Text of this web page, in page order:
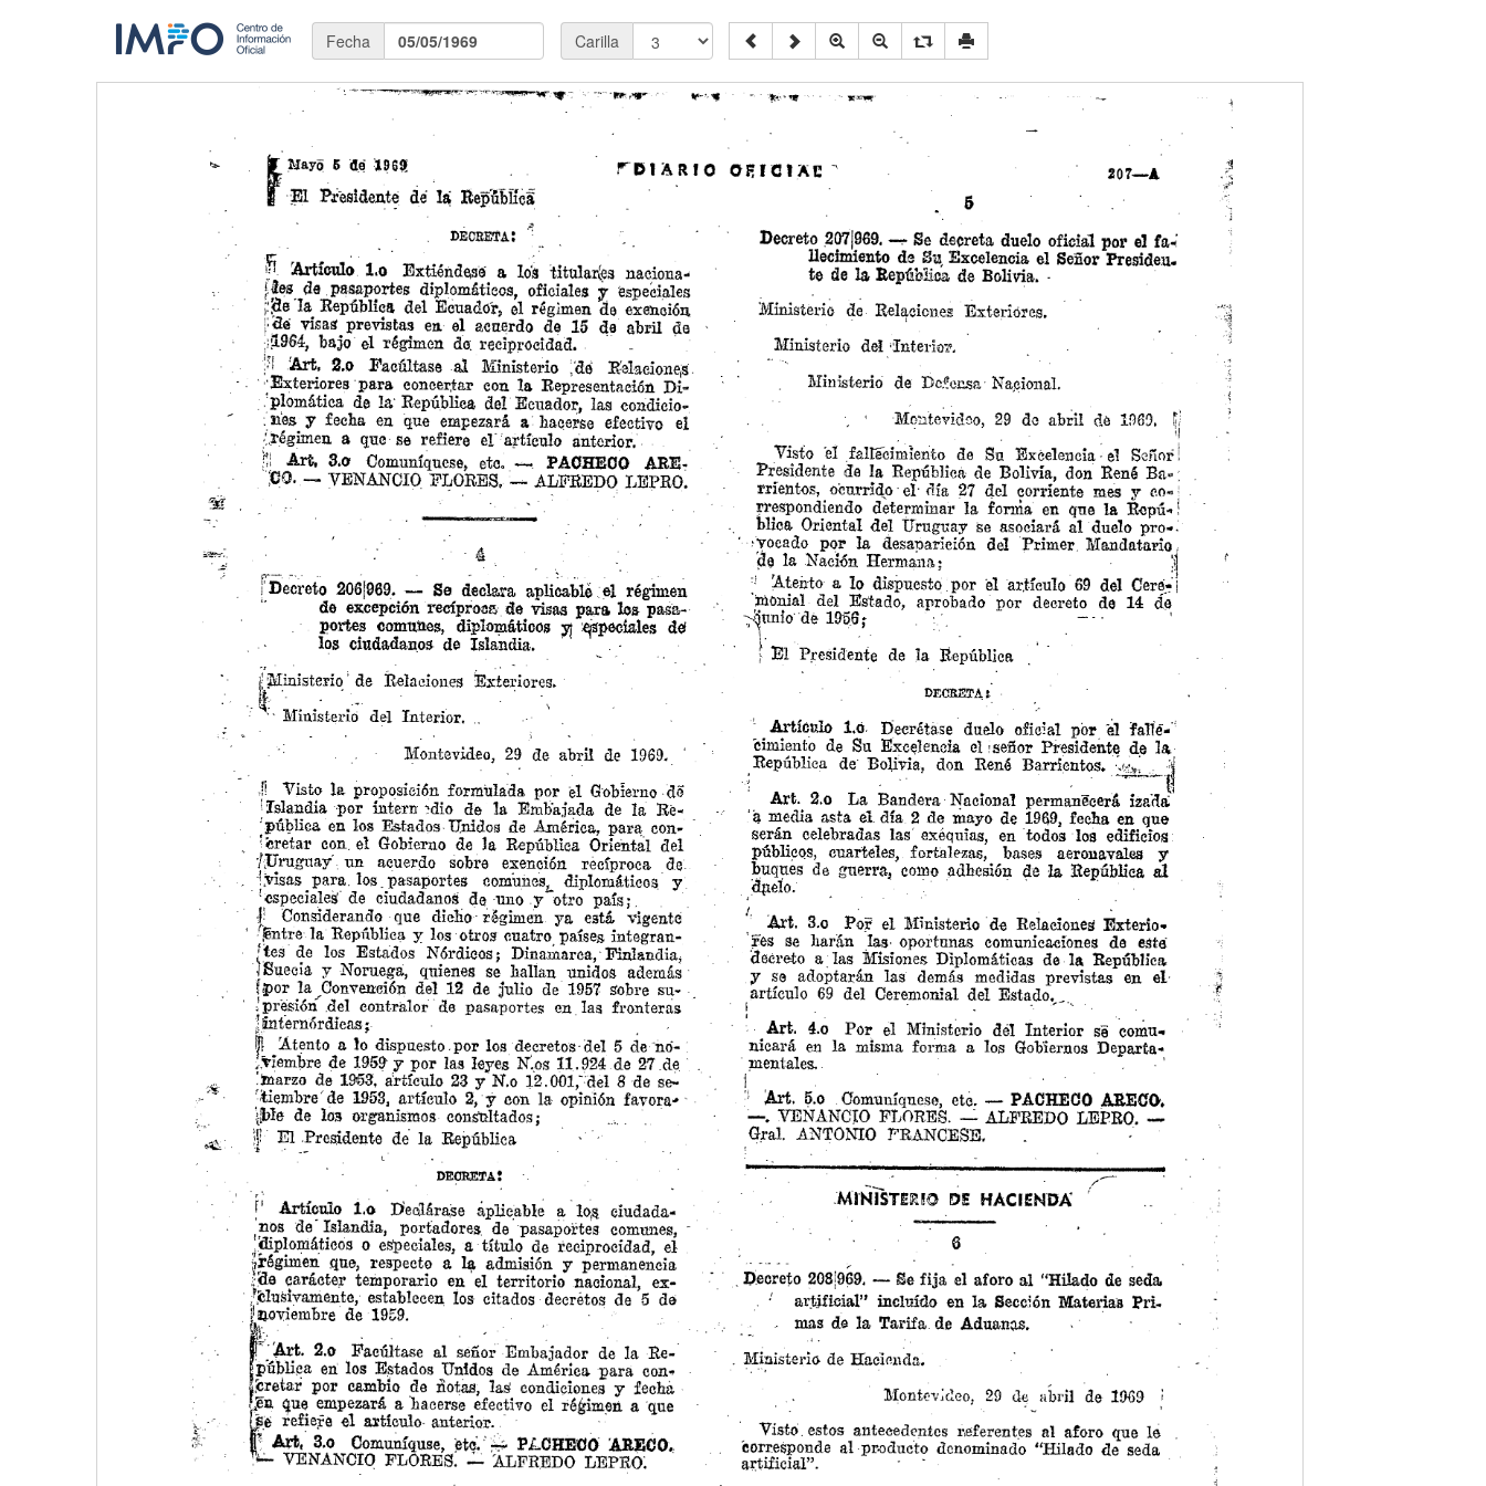
Fecha 05/05/1969 Carilla